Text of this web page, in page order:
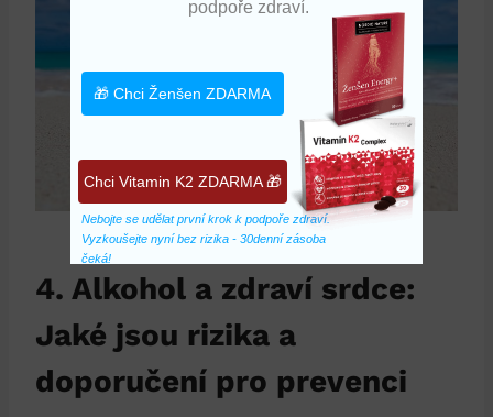
4. Alkohol a zdraví srdce:
Jaké jsou rizika a
doporučení pro prevenci
podpoře zdraví.
Nebojte se udělat první krok k podpoře zdraví.
Vyzkoušejte nyní bez rizika - 30denní zásoba
čeká!
Chci Vitamin K2 ZDARMA 🎁
🎁 Chci Ženšen ZDARMA